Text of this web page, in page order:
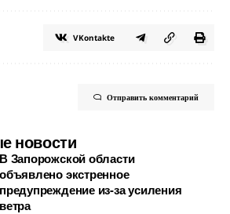
VKontakte
Отправить комментарий
новости
В Запорожской области
объявлено экстренное
предупреждение из-за усиления
ветра